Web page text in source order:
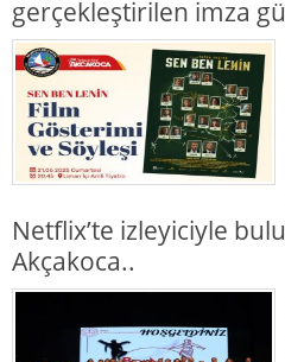
gerçekleştirilen imza
Netflix’te izleyiciyle
Akçakoca..